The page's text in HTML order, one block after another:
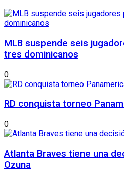
MLB suspende seis
tres dominicanos
0
RD conquista torneo
0
Atlanta Braves tiene una
Ozuna